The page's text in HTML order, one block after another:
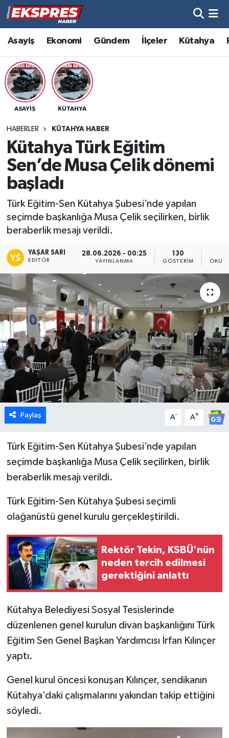
Asayiş Ekonomi Gündem İlçeler Kütahya
ASAYIŞ KÜTAHYA
HABERLER KÜTAHYA HABER
Kütahya Türk Eğitim
Sen’de Musa Çelik dönemi
başladı
Türk Eğitim-Sen Kütahya Şubesi’nde yapılan
seçimde başkanlığa Musa Çelik seçilirken, birlik
beraberlik mesajı verildi.
YAŞAR SARI
EDITÖR
28.06.2026 - 00:25
YAYINLANMA
130
GÖSTERIM
Paylaş A- A+
Türk Eğitim-Sen Kütahya Şubesi’nde yapılan
seçimde başkanlığa Musa Çelik seçilirken, birlik
beraberlik mesajı verildi.
Türk Eğitim-Sen Kütahya Şubesi seçimli
olağanüstü genel kurulu gerçekleştirildi.
Rektör Tekin, KSBÜ'nün
neden tercih edilmesi
gerektiğini anlattı
Kütahya Belediyesi Sosyal Tesislerinde
düzenlenen genel kurulun divan başkanlığını Türk
Eğitim Sen Genel Başkan Yardımcısı İrfan Kılınçer
yaptı.
Genel kurul öncesi konuşan Kılınçer, sendikanın
Kütahya’daki çalışmalarını yakından takip ettiğini
söyledi.
Altıntaş
Asayiş
Aslanapa
Bölge
Çavdarhisar
Dumlupınar
Dünya
Eğitim
Ekonomi
Emet
Foto Galeri
Gediz
Genel
Hisarcık
İlçeler
Köşe Yazıları
Kültür Sanat
Kütahya
Magazin
Otomobil
Pazarlar
Resmi İlan
Hava Durumu
Trafik Durumu
Süper Lig Puan Durumu ve Fikstür
Son Dakika Haberleri
Haber Arşivi